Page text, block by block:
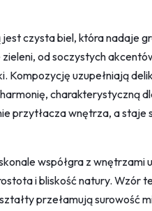
czysta biel, która nadaje
od soczystych
Kompozycję uzupełniają
charakterystyczną
przytłacza wnętrza, a staje
współgra z wnętrzami
i bliskość natury. Wzór
przełamują surowość